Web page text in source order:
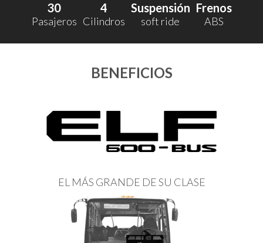
30
Pasajeros
4
Cilindros
Suspensión
soft ride
Frenos
ABS
BENEFICIOS
EL MÁS GRANDE DE SU CLASE